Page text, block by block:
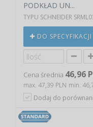
PODKŁAD UN...
TYPU SCHNEIDER
DO SPECYFIKACJI
Cena średnia 46,96
max. 47,39 PLN min.
Dodaj do